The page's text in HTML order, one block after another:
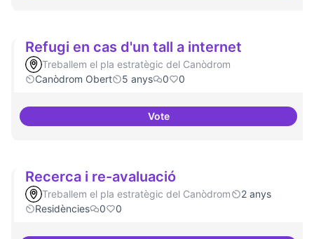
Refugi en cas d'un tall a internet
Treballem el pla estratègic del Canòdrom
Canòdrom Obert
5 anys 0 0
VoteRefugi en cas d'un tall a internet
Recerca i re-avaluació
Treballem el pla estratègic del Canòdrom
2 anys
Residències
0 0